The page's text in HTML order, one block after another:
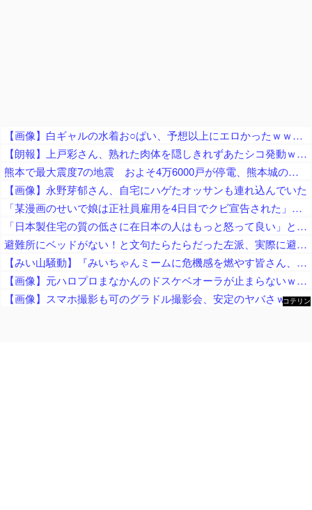
【画像】白ギャルの水着お○ぱい、予想以上にエロかったｗｗｗｗ
【朗報】上戸彩さん、熟れた肉体を隠しきれずあたシコ発動ｗｗｗ
熊本で最大震度7の地震 およそ4万6000戸が停電、熊本城の石垣が崩れたとの情報 川内・玄海原発に異常なし、通常運転継続中 生放送中だったジャパネットさん、ヘルメット被って地震情報を伝える
【画像】永野芽郁さん、自宅にハゲたオッサンも連れ込んでいた
「某漫画のせいで娘は正社員雇用を4日目でクビ宣告された」とジャーナリストがアニメ化中止を要求、まず最初に会社を訴えたら？とのツッコミが……
「日本製住宅の質の低さに在日本の人はもっと怒って良い」と在米邦人が御忠告、アメリカ製の家屋なら冷房無しでも快適に過ごせて……
避難所にベッドがない！と文句たらたらだった左派、実際に避難所にベッドが搬入されてしまった結果……
【みい山騒動】『みいちゃんミームに危機感を燃やす皆さん、何故チー牛ミームに微温的だったの？フェミの男性揶揄を、なぜ諫めてくれなかった？』
【画像】元ハロプロまなかんのドスケベオーラが止まらないｗｗｗｗ
【画像】スマホ撮影も可のグラドル撮影会、安定のヤバさｗｗｗｗ
コテリン